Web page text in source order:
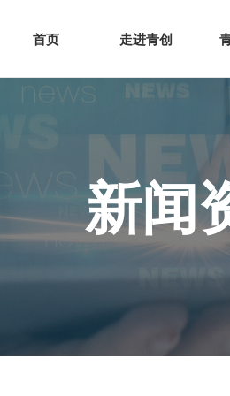
首页 走进青创
新闻